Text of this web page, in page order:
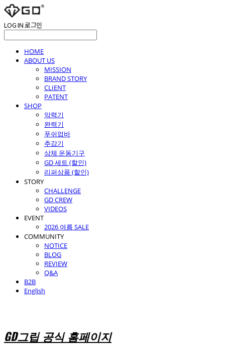
LOG IN로그인
HOME
ABOUT US
MISSION
BRAND STORY
CLIENT
PATENT
SHOP
악력기
완력기
푸쉬업바
추감기
상체 운동기구
GD 세트 (할인)
리퍼상품 (할인)
STORY
CHALLENGE
GD CREW
VIDEOS
EVENT
2026 여름 SALE
COMMUNITY
NOTICE
BLOG
REVIEW
Q&A
B2B
English
GD그립 공식 홈페이지